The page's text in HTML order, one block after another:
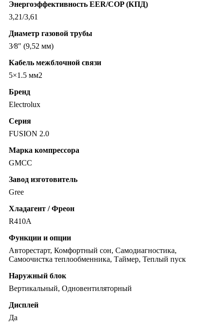
Энергоэффективность EER/COP (КПД)
3,21/3,61
Диаметр газовой трубы
3⁄8″ (9,52 мм)
Кабель межблочной связи
5×1.5 мм2
Бренд
Electrolux
Серия
FUSION 2.0
Марка компрессора
GMCC
Завод изготовитель
Gree
Хладагент / Фреон
R410A
Функции и опции
Авторестарт, Комфортный сон, Самодиагностика,
Самоочистка теплообменника, Таймер, Теплый пуск
Наружный блок
Вертикальный, Одновентиляторный
Дисплей
Да